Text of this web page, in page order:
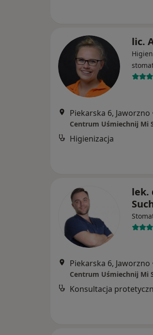
lic.
Piekarska 6, Jaworzno
Higienizacja
lek.
Piekarska 6, Jaworzno
Konsultacja